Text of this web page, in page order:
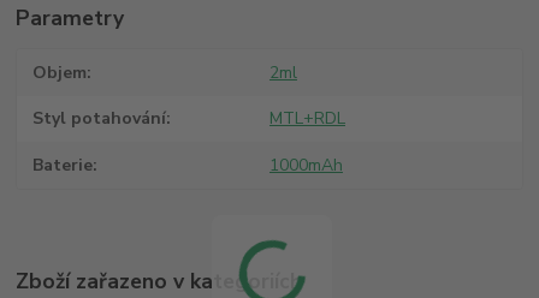
Parametry
Objem 2ml
Styl potahování MTL+RDL
Baterie 1000mAh
Zboží zařazeno v kategoriích